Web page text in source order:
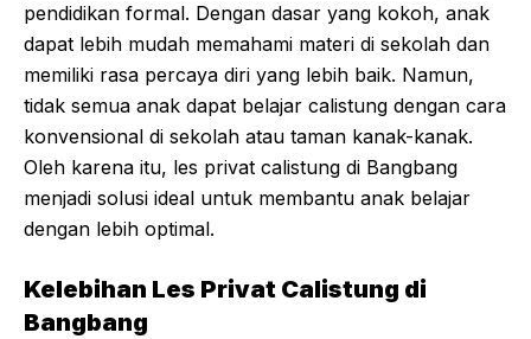
pendidikan formal. Dengan dasar yang kokoh, anak
dapat lebih mudah memahami materi di sekolah dan
memiliki rasa percaya diri yang lebih baik. Namun,
tidak semua anak dapat belajar calistung dengan cara
konvensional di sekolah atau taman kanak-kanak.
Oleh karena itu, les privat calistung di Bangbang
menjadi solusi ideal untuk membantu anak belajar
dengan lebih optimal.
Kelebihan Les Privat Calistung di
Bangbang